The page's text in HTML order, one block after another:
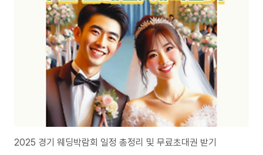
2025 경기 웨딩박람회 일정 총정리 및 무료초대권 받기